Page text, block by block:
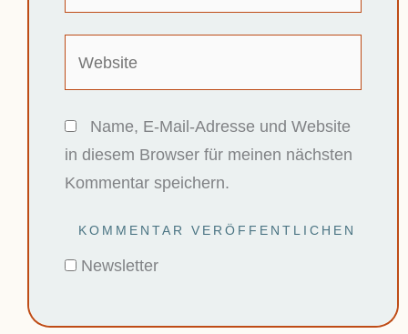
Name, E-Mail-Adresse und Website
in diesem Browser für meinen nächsten
Kommentar speichern.
Newsletter